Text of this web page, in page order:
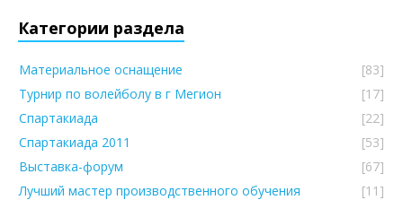
Категории раздела
Материальное оснащение
[83]
Турнир по волейболу в г Мегион
[17]
Спартакиада
[22]
Спартакиада 2011
[53]
Выставка-форум
[67]
Лучший мастер производственного обучения
[11]